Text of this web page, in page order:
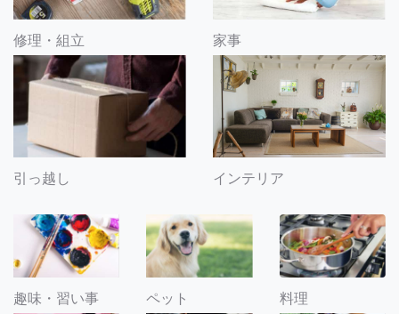
修理・組立 家事
引っ越し インテリア
趣味・習い事 ペット 料理